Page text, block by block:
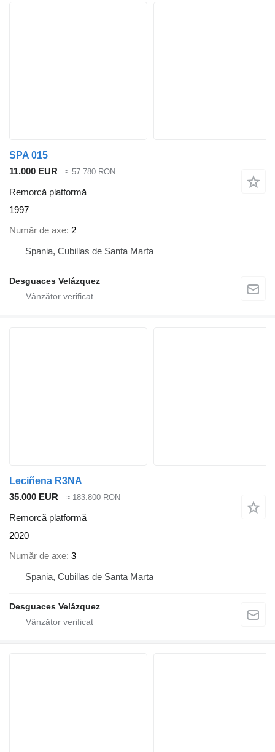
SPA 015
11.000 EUR
≈ 57.780 RON
Remorcă platformă
1997
Număr de axe 2
Spania, Cubillas de Santa Marta
Desguaces Velázquez
Leciñena R3NA
35.000 EUR
≈ 183.800 RON
Remorcă platformă
2020
Număr de axe 3
Spania, Cubillas de Santa Marta
Desguaces Velázquez